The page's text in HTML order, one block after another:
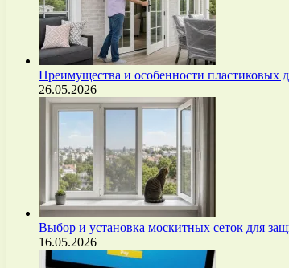
Преимущества и особенности пластиковых
26.05.2026
Выбор и установка москитных сеток для
16.05.2026